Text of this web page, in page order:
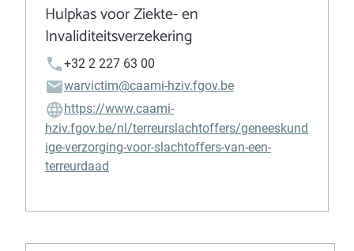
Hulpkas voor Ziekte- en
Invaliditeitsverzekering
+32 2 227 63 00
warvictim@caami-hziv.fgov.be
https://www.caami-
hziv.fgov.be/nl/terreurslachtoffers/geneeskund
ige-verzorging-voor-slachtoffers-van-een-
terreurdaad